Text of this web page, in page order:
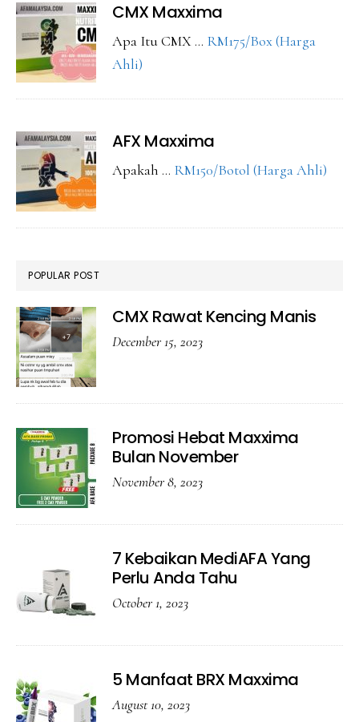
CMX Maxxima
Apa Itu CMX … RM175/Box (Harga
Ahli)
AFX Maxxima
Apakah … RM150/Botol (Harga Ahli)
POPULAR POST
CMX Rawat Kencing Manis
December 15, 2023
Promosi Hebat Maxxima
Bulan November
November 8, 2023
7 Kebaikan MediAFA Yang
Perlu Anda Tahu
October 1, 2023
5 Manfaat BRX Maxxima
August 10, 2023